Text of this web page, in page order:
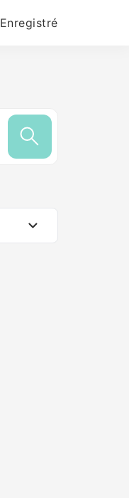
Enregistré